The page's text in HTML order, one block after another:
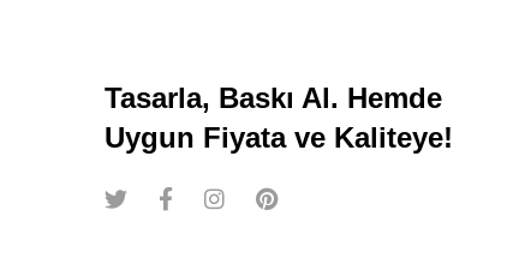
Tasarla, Baskı Al. Hemde
Uygun Fiyata ve Kaliteye!